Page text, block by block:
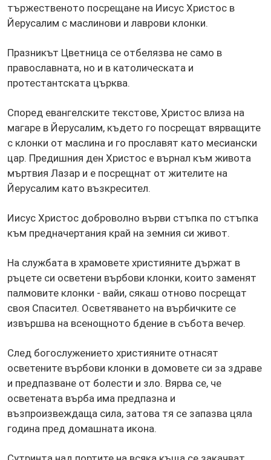
тържественото посрещане на Иисус Христос в
Йерусалим с маслинови и лаврови клонки.
Празникът Цветница се отбелязва не само в
православната, но и в католическата и
протестантската църква.
Според евангелските текстове, Христос влиза на
магаре в Йерусалим, където го посрещат вярващите
с клонки от маслина и го прославят като месиански
цар. Предишния ден Христос е върнал към живота
мъртвия Лазар и е посрещнат от жителите на
Йерусалим като възкресител.
Иисус Христос доброволно върви стъпка по стъпка
към предначертания край на земния си живот.
На службата в храмовете християните държат в
ръцете си осветени върбови клонки, които заменят
палмовите клонки - вайи, сякаш отново посрещат
своя Спасител. Осветяването на върбичките се
извършва на всенощното бдение в събота вечер.
След богослужението християните отнасят
осветените върбови клонки в домовете си за здраве
и предпазване от болести и зло. Вярва се, че
осветената върба има предпазна и
възпроизвеждаща сила, затова тя се запазва цяла
година пред домашната икона.